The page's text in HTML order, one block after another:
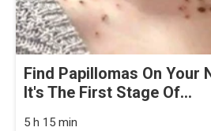
Find Papillomas On Your
It's The First Stage Of...
5 h 15 min